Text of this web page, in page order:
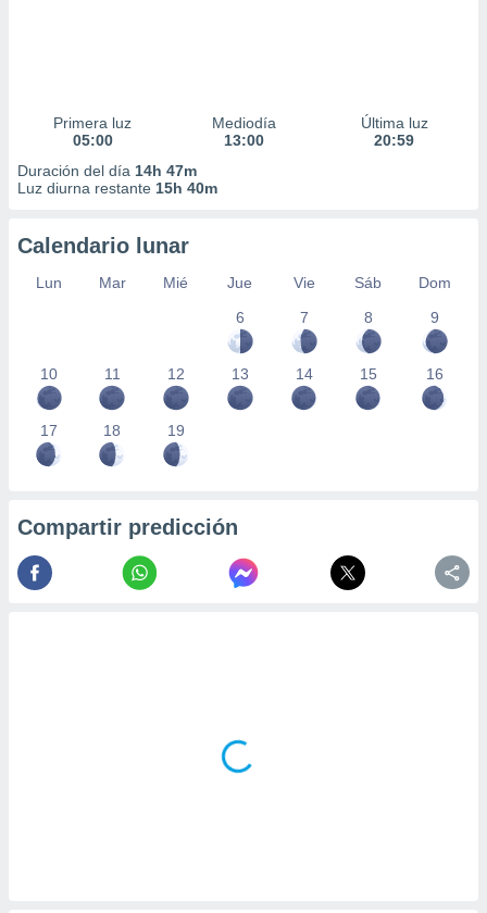
Primera luz
05:00
Mediodía
13:00
Última luz
20:59
Duración del día 14h 47m
Luz diurna restante 15h 40m
Calendario lunar
Lun Mar Mié Jue Vie Sáb
Dom
6
7 8 9
10 11 12 13 14 15 16
17 18 19
Compartir predicción